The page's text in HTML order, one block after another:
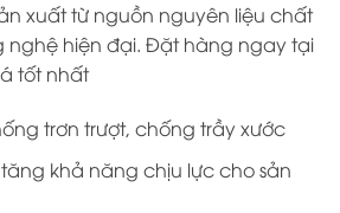
xuất từ nguồn nguyên liệu chất
nghệ hiện đại. Đặt hàng ngay tại
tốt nhất
trơn trượt, chống trầy xước
khả năng chịu lực cho sản